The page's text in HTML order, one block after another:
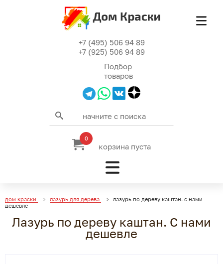
+7 (495) 506 94 89
+7 (925) 506 94 89
Подбор
товаров
0
корзина пуста
дом краски лазурь для дерева
лазурь по дереву каштан. с нами
дешевле
Лазурь по дереву каштан. С нами
дешевле